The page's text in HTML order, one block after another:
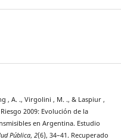
, A. ., Virgolini , M. ., & Laspiur ,
2009: Evolución de la
en Argentina. Estudio
Pública, 2(6), 34–41. Recuperado